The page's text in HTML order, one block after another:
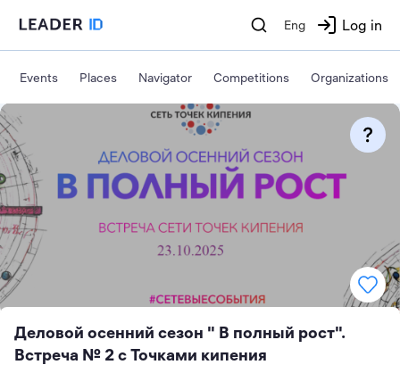
Eng Log in
Events Places Navigator Competitions Organizations
Деловой осенний сезон " В полный рост".
Встреча № 2 с Точками кипения